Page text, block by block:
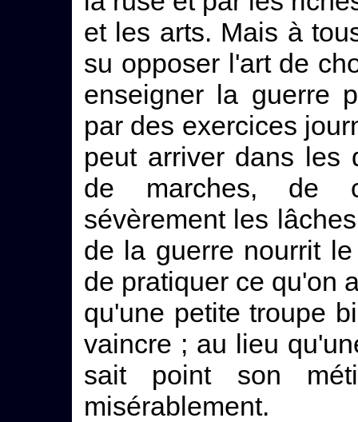
et les arts. Mais à
su opposer l'art de
enseigner la guerre
par des exercices
peut arriver dans les
de marches, de
sévèrement les
de la guerre nourrit
de pratiquer ce qu'on
qu'une petite troupe
vaincre ; au lieu
sait point son
misérablement.